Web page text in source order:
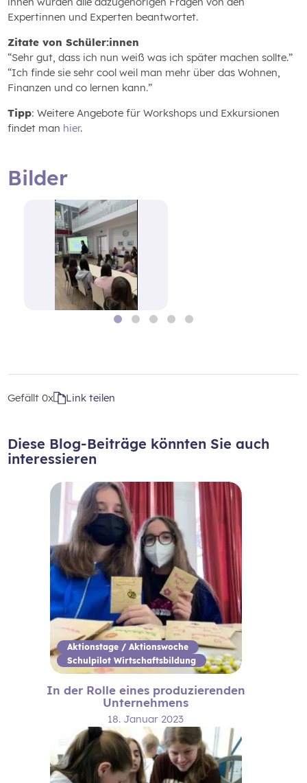
Expertinnen und Experten beantwortet.
Zitate von Schüler:innen
“Sehr gut, dass ich nun weiß was ich später machen sollte.”
“Ich finde sie sehr cool weil man mehr über das Wohnen,
Finanzen und co lernen kann.”
Tipp: Weitere Angebote für Workshops und Exkursionen
findet man hier.
Bilder
Gefällt0x Link teilen
Diese Blog-Beiträge könnten Sie auch
interessieren
Aktionstage / Aktionswoche
Schulpilot Wirtschaftsbildung
In der Rolle eines produzierenden
Unternehmens
18. Januar 2023